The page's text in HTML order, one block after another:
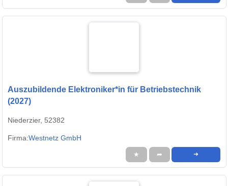
Auszubildende Elektroniker*in für Betriebstechnik
(2027)
Niederzier, 52382
Firma:Westnetz GmbH
★ ➦ ➜